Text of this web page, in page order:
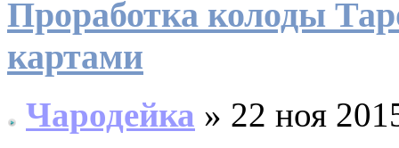
Проработка колоды
картами
Чародейка » 22 ноя